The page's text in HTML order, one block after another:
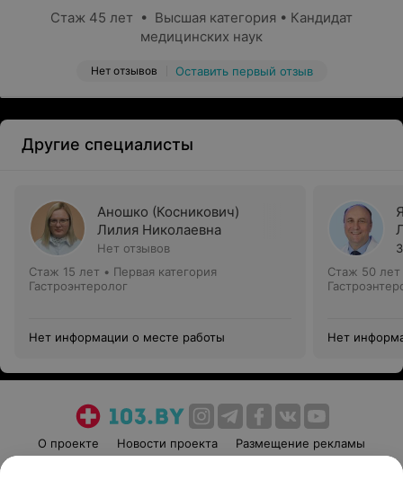
Стаж 45 лет • Высшая категория • Кандидат
медицинских наук
Нет отзывов Оставить первый отзыв
Другие специалисты
Аношко (Косникович)
Лилия Николаевна
Нет отзывов
Стаж 15 лет • Первая категория
Гастроэнтеролог
Нет информации о месте работы
Стаж 50 лет
Нет
О проекте Новости проекта
Размещение рекламы